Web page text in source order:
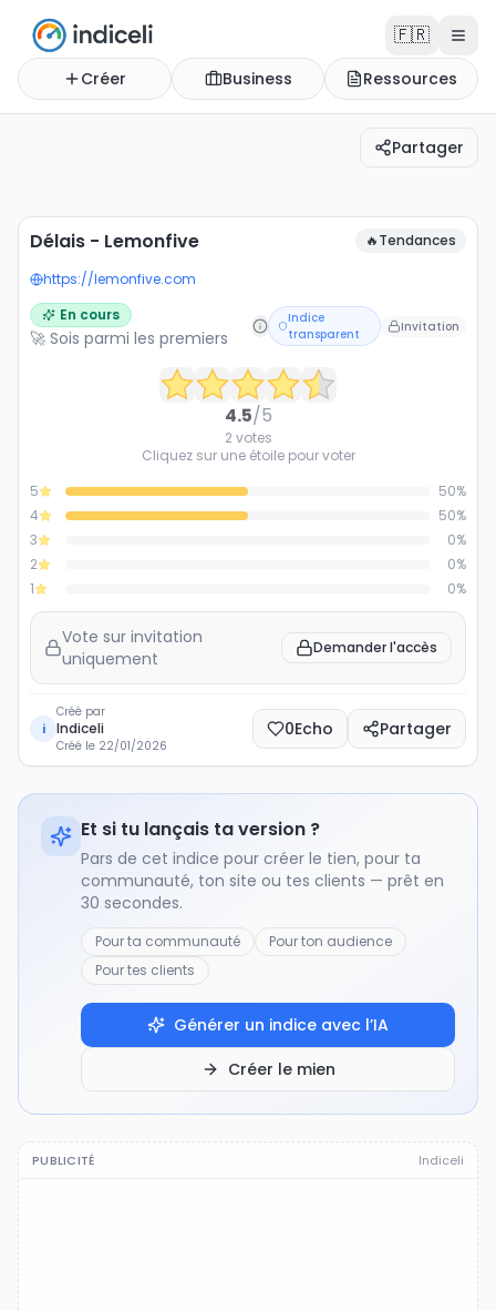
🇫🇷
Créer Business Ressources
Partager
Délais - Lemonfive
Délais - Lemonfive 🔥Tendances
https://lemonfive.com
En cours
🚀 Sois parmi les premiers
Indice
transparent
Invitation
4.5/5
2 votes
Cliquez sur une étoile pour voter
5
50%
4
50%
3
0%
2
0%
1
0%
Vote sur invitation
uniquement
Demander l'accès
i
Créé par
Indiceli
Créé le 22/01/2026
0Echo Partager
Et si tu lançais ta version ?
Pars de cet indice pour créer le tien, pour ta
communauté, ton site ou tes clients — prêt en
30 secondes.
Pour ta communauté
Pour ton audience
Pour tes clients
Générer un indice avec l’IA
Créer le mien
PUBLICITÉ Indiceli